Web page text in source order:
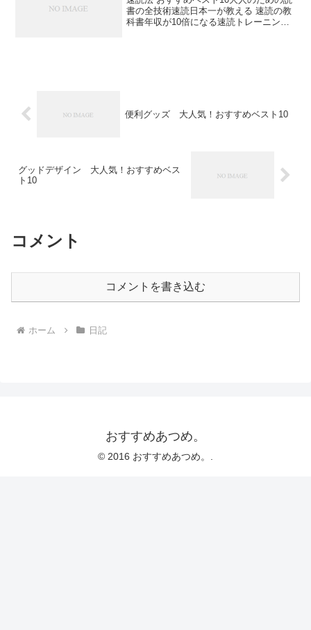
書の全技術速読日本一が教える 速読の教
科書年収が10倍になる速読トレーニング
便利グッズ 大人気！おすすめベスト10
グッドデザイン 大人気！おすすめベス
ト10
コメント
コメントを書き込む
ホーム 日記
おすすめあつめ。
© 2016 おすすめあつめ。.